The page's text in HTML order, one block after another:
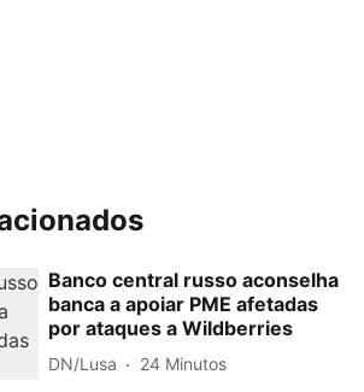
Banco central russo aconselha
banca a apoiar PME afetadas
por ataques a Wildberries
DN/Lusa 24 Minutos